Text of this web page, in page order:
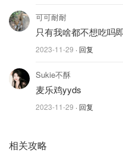
可可耐耐
只有我啥都不想吃吗
2023-11-29 · 回复
Sukie不酥
麦乐鸡yyds
2023-11-29 · 回复
相关攻略